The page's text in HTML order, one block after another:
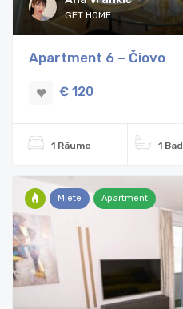
GET HOME
Apartment 6 – Čiovo
€ 120
1 Räume 1 Bad
Miete Apartment